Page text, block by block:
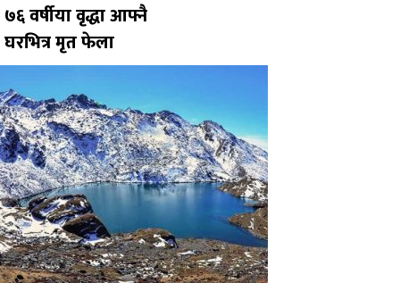
७६ वर्षीया वृद्धा आफ्नै
घरभित्र मृत फेला